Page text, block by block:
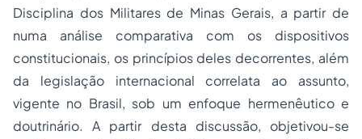
Disciplina dos Militares de Minas Gerais, a partir de
numa análise comparativa com os dispositivos
constitucionais, os princípios deles decorrentes, além
da legislação internacional correlata ao assunto,
vigente no Brasil, sob um enfoque hermenêutico e
doutrinário. A partir desta discussão, objetivou-se